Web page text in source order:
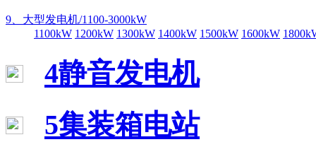
9、大型发电机/1100-3000kW
1100kW 1200kW 1300kW 1400kW 1500kW 1600kW
4静音发电机
5集装箱电站